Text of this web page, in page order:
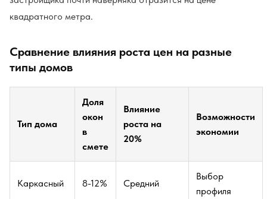
квадратного метра.
Сравнение влияния роста цен на разные
типы домов
Тип дома
Доля
окон
в
смете
Влияние
роста на
20%
Возможности
экономии
Каркасный 8-12% Средний
Выбор
профиля